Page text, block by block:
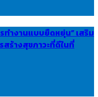
ทำงานแบบยืดหยุ่น” เสริม
ร้างสุขภาวะที่ดีในที่